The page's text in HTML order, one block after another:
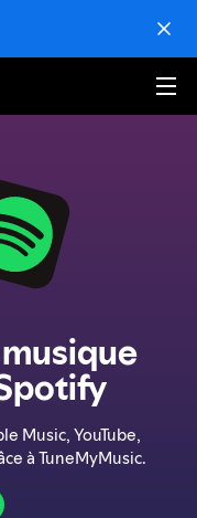
Music, YouTube,
à TuneMyMusic.